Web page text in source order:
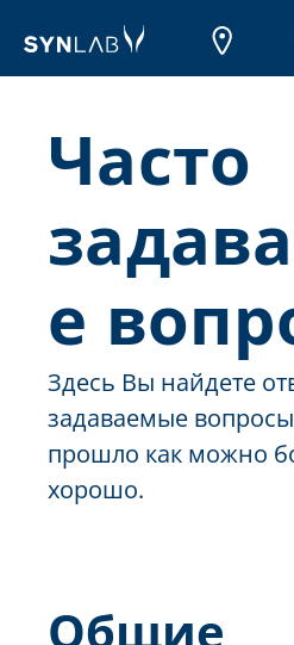
Часто
е
Здесь Вы найдете
задаваемые
прошло как можно
хорошо.
Общие